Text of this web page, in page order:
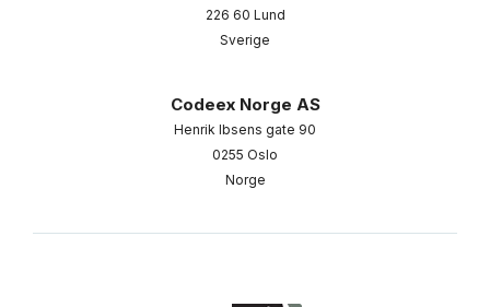
226 60 Lund
Sverige
Codeex Norge AS
Henrik Ibsens gate 90
0255 Oslo
Norge